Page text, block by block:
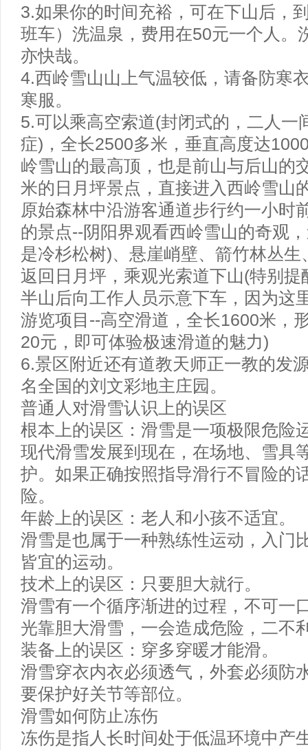
3.如果你的时间充裕，可在下山后，
班车）洗温泉，费用在50元一个人。
亦快哉。
4.西岭雪山山上气温较低，请备防寒
寒服。
5.可以乘高空索道(封闭式的，二人一
症)，全长2500多米，垂直高度达
岭雪山的最高顶，也是前山与后山的
米的日月坪景点，直接进入西岭雪山
原始森林中沿游客通道步行约一小时
的景点--阴阳界观看西岭雪山的奇观
是冷杉松树)、悬崖峭壁、箭竹林丛
返回日月坪，乘观光索道下山(特别
半山后向工作人员示意下车，因为这
游览项目--高空滑道，全长1600米，
20元，即可体验极速滑道的魅力)
6.景区附近还有道教天师正一教的发
名全国的刘文彩地主庄园。
普通人对滑雪认识上的误区
根本上的误区：滑雪是一项极限危险
现代滑雪发展到现在，在场地、雪具
护。如果正确按照指导滑行不冒险的
险。
年龄上的误区：老人和小孩不适宜。
滑雪是也属于一种熟练性运动，入门
皆宜的运动。
技术上的误区：只要胆大就行。
滑雪有一个循序渐进的过程，不可一
光靠胆大滑雪，一会造成危险，二不
装备上的误区：穿多穿暖才能滑。
滑雪穿衣内衣必须透气，外套必须防
要保护好关节等部位。
滑雪如何防止冻伤
冻伤是指人长时间处于低温环境中产